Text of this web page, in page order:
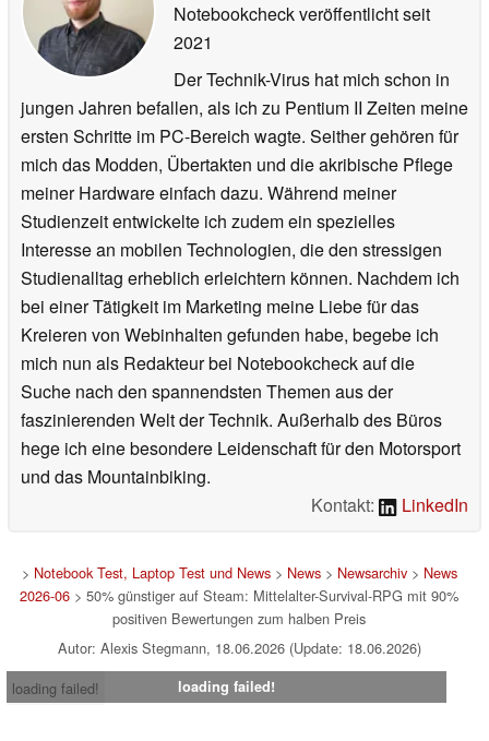
Notebookcheck veröffentlichtseit
2021
Der Technik-Virus hat mich schon in
jungen Jahren befallen, als ich zu Pentium II Zeiten meine
ersten Schritte im PC-Bereich wagte. Seither gehören für
mich das Modden, Übertakten und die akribische Pflege
meiner Hardware einfach dazu. Während meiner
Studienzeit entwickelte ich zudem ein spezielles
Interesse an mobilen Technologien, die den stressigen
Studienalltag erheblich erleichtern können. Nachdem ich
bei einer Tätigkeit im Marketing meine Liebe für das
Kreieren von Webinhalten gefunden habe, begebe ich
mich nun als Redakteur bei Notebookcheck auf die
Suche nach den spannendsten Themen aus der
faszinierenden Welt der Technik. Außerhalb des Büros
hege ich eine besondere Leidenschaft für den Motorsport
und das Mountainbiking.
Kontakt:
LinkedIn
> Notebook Test, Laptop Test und News> News> Newsarchiv> News
2026-06 > 50% günstiger auf Steam: Mittelalter-Survival-RPG mit 90%
positiven Bewertungen zum halben Preis
Autor: Alexis Stegmann, 18.06.2026 (Update: 18.06.2026)
loading failed!
loading failed!